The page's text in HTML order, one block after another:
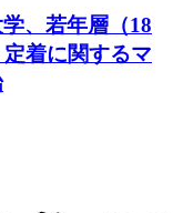
、若年層（18
着に関するマ